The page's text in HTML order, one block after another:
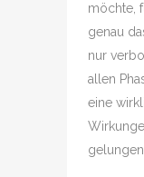
möchte,
genau
nur
allen
eine